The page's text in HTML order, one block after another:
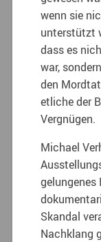
wenn sie
unterstützt
dass es
war,
den
etliche der
Vergnügen.
Michael
gelungenes
Skandal
Nachklang